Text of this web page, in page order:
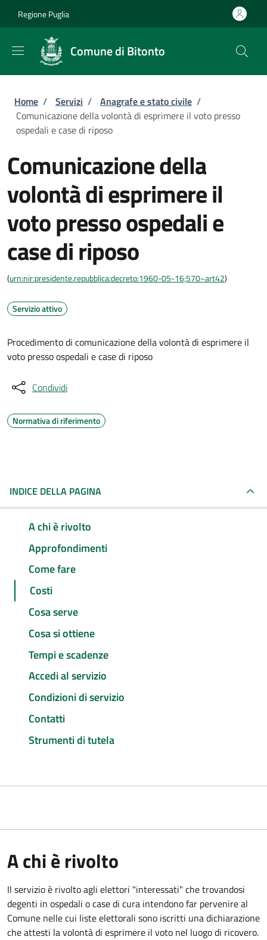
Regione Puglia
Comune di Bitonto
Briciole di pane
Home / Servizi / Anagrafe e stato civile /
Comunicazione della volontà di esprimere il voto presso
ospedali e case di riposo
Comunicazione della
volontà di esprimere il
voto presso ospedali e
case di riposo
(urn:nir:presidente.repubblica:decreto:1960-05-16;570~art42)
Servizio attivo
Procedimento di comunicazione della volontà di esprimere il
voto presso ospedali e case di riposo
Condividi
Normativa di riferimento
INDICE DELLA PAGINA
A chi è rivolto
Approfondimenti
Come fare
Costi
Cosa serve
Cosa si ottiene
Tempi e scadenze
Accedi al servizio
Condizioni di servizio
Contatti
Strumenti di tutela
A chi è rivolto
Il servizio è rivolto agli elettori "interessati" che trovandosi
degenti in ospedali o case di cura intendono far pervenire al
Comune nelle cui liste elettorali sono iscritti una dichiarazione
che attesti la volontà di esprimere il voto nel luogo di ricovero.